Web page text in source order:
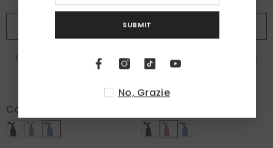
Cravatta 3 pieghe BIRDIE
seta\cotone celeste
Color:
Cravatta 3 pieghe BIRDIE
seta\cotone cammello
SUBMIT
No, Grazie